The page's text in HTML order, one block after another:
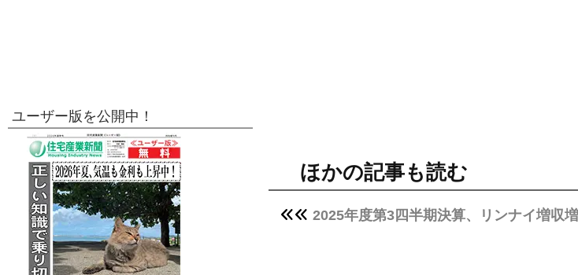
ほかの記事も読む
2025年度第3四半期決算、リンナイ増収
ユーザー版を公開中！